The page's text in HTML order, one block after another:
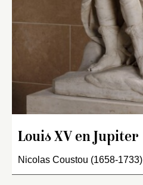
Louis XV en Jupiter
Nicolas Coustou (1658-1733)